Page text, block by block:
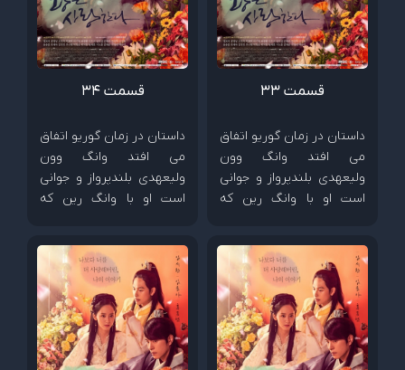
عاشق ایون سان میشوند
تغییر میکند و...
عاشق ایون سان میشوند
تغییر میکند و...
قسمت 33
داستان در زمان گوریو اتفاق
می افتد وانگ وون
ولیعهدی بلندپرواز و جوانی
است او با وانگ رین که
دختری به نام ایون سان
آشنا میشوند که دختر مردی
ثروتمند است . ایون سان و
وانگ وون و وانگ رین برای
یکدیگر دوستان خوبی می
شوند اما همه چیز بعد اینکه
قسمت 34
داستان در زمان گوریو اتفاق
می افتد وانگ وون
ولیعهدی بلندپرواز و جوانی
است او با وانگ رین که
دختری به نام ایون سان
آشنا میشوند که دختر مردی
ثروتمند است . ایون سان و
وانگ وون و وانگ رین برای
یکدیگر دوستان خوبی می
شوند اما همه چیز بعد اینکه